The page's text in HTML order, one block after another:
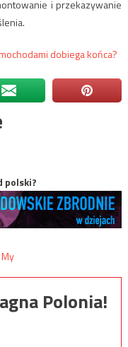
i przekazywanie
dobiega końca?
polski?
Polonia!